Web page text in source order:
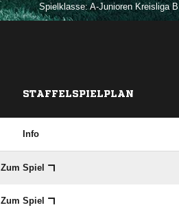
Spielklasse: A-Junioren Kreisliga B
STAFFELSPIELPLAN
Info
Zum Spiel
Zum Spiel